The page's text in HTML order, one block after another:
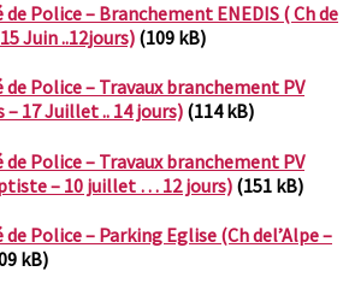
de Police – Branchement ENEDIS ( Ch de
Juin ..12jours) (109 kB)
de Police – Travaux branchement PV
– 17 Juillet .. 14 jours) (114 kB)
de Police – Travaux branchement PV
– 10 juillet … 12 jours) (151 kB)
de Police – Parking Eglise (Ch del’Alpe –
kB)